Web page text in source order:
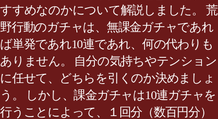
すすめなのかについて解説しました。 荒
野行動のガチャは、無課金ガチャであれ
ば単発であれ10連であれ、何の代わりも
ありません。 自分の気持ちやテンション
に任せて、どちらを引くのか決めましょ
う。 しかし、課金ガチャは10連ガチャを
行うことによって、１回分（数百円分）